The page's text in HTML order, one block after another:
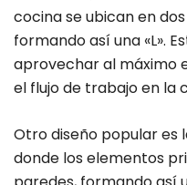
cocina se ubican en
formando así una «L».
aprovechar al máximo
el flujo de trabajo en la
Otro diseño popular es
donde los elementos